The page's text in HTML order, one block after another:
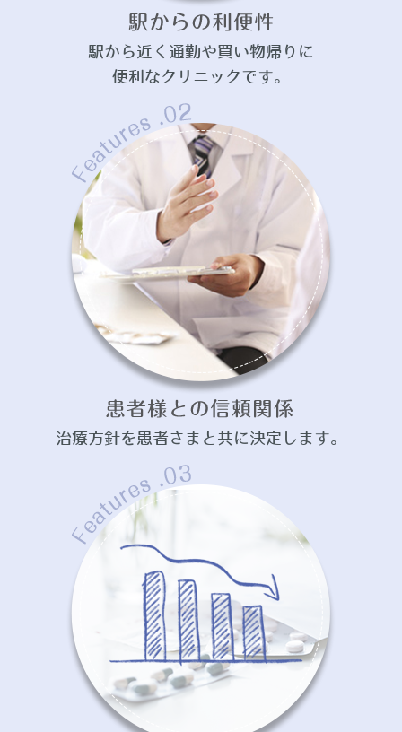
駅から近く通勤や買い物帰りに
便利なクリニックです。
治療方針を患者さまと共に決定します。